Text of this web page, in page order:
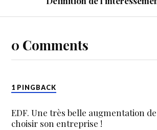
0 Comments
1 PINGBACK
EDF. Une très belle augmentation
choisir son entreprise !